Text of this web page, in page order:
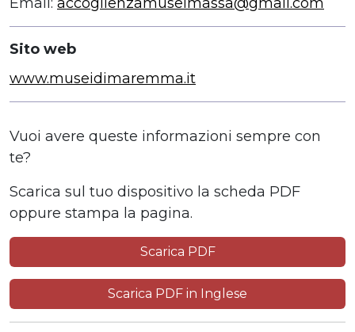
Sito web
www.museidimaremma.it
Vuoi avere queste informazioni sempre con
te?
Scarica sul tuo dispositivo la scheda PDF
oppure stampa la pagina.
Scarica PDF
Scarica PDF in Inglese